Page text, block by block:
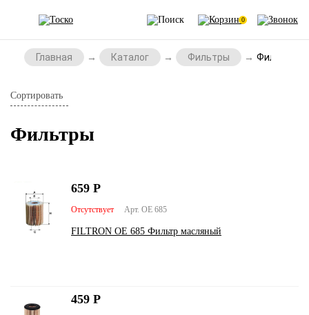
0
Главная Каталог Фильтры Фильтры
Сортировать
Фильтры
Арт. OE 685
Отсутствует
FILTRON OE 685 Фильтр масляный
659 Р
459 Р